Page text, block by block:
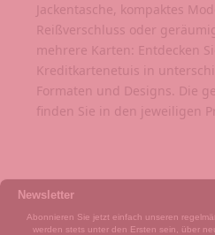
Jackentasche, kompaktes
Reißverschluss oder
mehrere Karten: Entdecken
Kreditkartenetuis in
Formaten und Designs. Die
finden Sie in den jeweiligen
Newsletter
Abonnieren Sie jetzt einfach unseren
werden stets unter den Ersten sein, über